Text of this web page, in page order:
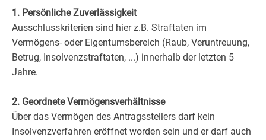
1. Persönliche Zuverlässigkeit
Ausschlusskriterien sind hier z.B. Straftaten im
Vermögens- oder Eigentumsbereich (Raub, Veruntreuung,
Betrug, Insolvenzstraftaten, ...) innerhalb der letzten 5
Jahre.
2. Geordnete Vermögensverhältnisse
Über das Vermögen des Antragsstellers darf kein
Insolvenzverfahren eröffnet worden sein und er darf auch